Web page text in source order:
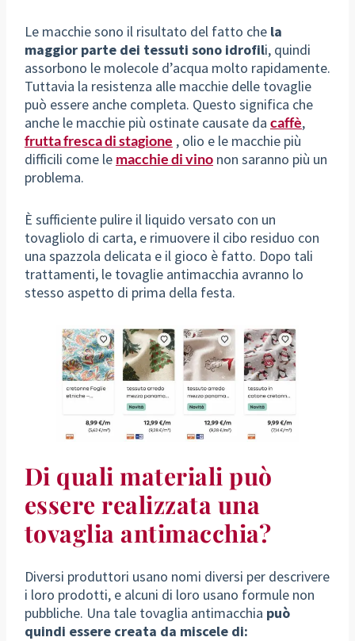
Le macchie sono il risultato del fatto chela
maggior parte dei tessuti sono idrofili, quindi
assorbono le molecole d’acqua molto rapidamente.
Tuttavia la resistenza alle macchie delle tovaglie
può essere anche completa. Questo significa che
anche le macchie più ostinate causate da caffè,
frutta fresca di stagione , olio e le macchie più
difficili come le macchie di vinonon saranno più un
problema.
È sufficiente pulire il liquido versato con un
tovagliolo di carta, e rimuovere il cibo residuo con
una spazzola delicata e il gioco è fatto. Dopo tali
trattamenti, le tovaglie antimacchia avranno lo
stesso aspetto di prima della festa.
Di quali materiali può
essere realizzata una
tovaglia antimacchia?
Diversi produttori usano nomi diversi per descrivere
i loro prodotti, e alcuni di loro usano formule non
pubbliche. Una tale tovaglia antimacchia può
quindi essere creata da miscele di: